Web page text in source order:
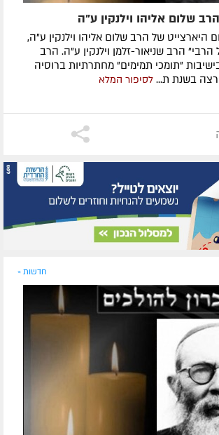
שלום אליהו וילנקין ע"ה
היארצייט של הרב שלום אליהו וילנקין ע"ה,
הרב שניאור-זלמן וילנקין ע"ה. הרב
בישיבות "תומכי תמימים" מחתרתיות ברוסיה
בשנת ת... לסיפור המלא
חדשות »